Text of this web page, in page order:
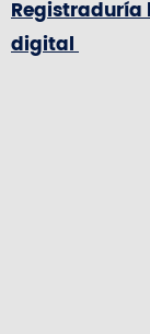
Registraduría
digital